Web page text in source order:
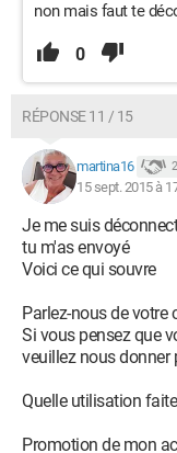
non mais faut te
0
RÉPONSE 11 / 15
martina16 2
15 sept. 2015 à
Je me suis
tu m'as envoyé
Voici ce qui souvre
Parlez-nous de votre
Si vous pensez que
veuillez nous
Quelle utilisation
Promotion de mon